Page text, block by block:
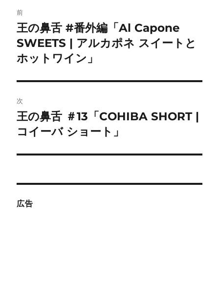
稿
ナ
ビ
ゲ
ー
シ
前
前
の
投
王の鼻舌 #番外編「Al Capone
SWEETS | アルカポネ スイートと
ホットワイン」
次
次
の
稿:
王の鼻舌 ＃13「COHIBA SHORT |
コイーバ ショート」
広告